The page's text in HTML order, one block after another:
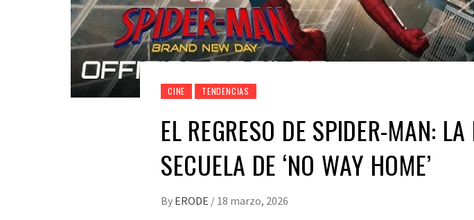
CINE TENDENCIAS
EL REGRESO DE SPIDER-MAN: LA
SECUELA DE ‘NO WAY HOME’
By ERODE / 18 marzo, 2026